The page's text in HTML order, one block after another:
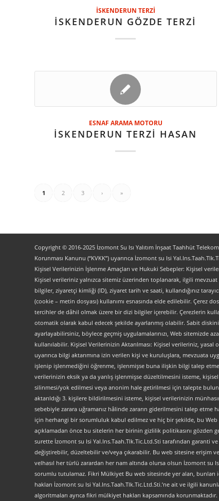
İSKENDERUN TERZİ
İSKENDERUN GÖZDE TERZİ
ESNAF ARAMA MOTORU
İSKENDERUN TERZİ HASAN
1 2 3 › »
Copyright © 2016-2025 İzomont Su Isı Yalıtım İnşaat Taahhüt
Korunması Kanunu (“KVKK”) uyarınca İzomont su Isi
Kişisel Verilerinizin İşlenme Amaçları ve Hukuki Sebepler: Kişisel
Kişisel verileriniz yalnızca sitemiz üzerinden toplanarak, ilgili
bilgiler, ziyaretçi kimliği (ID), ziyaret tarih ve saati, kullandığınız
(cookie – metin dosyası) kullanımı esnasında elde edilebilir. Çerez
tercihler de dâhil olmak üzere bir dizi bilgiler içerebilir. Çerezlerin
otomatik olarak kabul edecek şekilde ayarlanmış olabilir. Sabit
ayarlayabilirsiniz, böylece geçmiş uygulamalarınızı, Web sitemizde
kullanılabilir. Kişisel Verilerinizin Aktarılması: Kişisel verileriniz,
uyarınca bilgi aktarımına izin verilen kişi ve kuruluşlara, mevzuata
işlenip işlenmediğini öğrenme, işlenmişse buna ilişkin bilgi talep etme,
verilerinizin eksik ya da yanlış işlenmişse düzeltilmesini isteme,
silinmesi/yok edilmesi veya anonim hale getirilmesi için talepte
aktarıldığı 3. kişilere bildirilmesini isteme, kişisel verilerinizin
sebebiyle zarara uğramanız hâlinde zararın giderilmesini talep
için herhangi bir sorumluluk kabul edilmez ve hiç bir şekilde, bu
açıklamadan önce bu sitelerin her birinin gizlilik politikasını
surette İzomont su Isi Yal.Ins.Taah.Tlk.Tic.Ltd.Sti tarafından garanti
değiştirebilir, düzeltebilir ve/veya çıkarabilir. Bu web sitesine erişim
velhasıl her türlü zarardan her nam altında olursa olsun İzomont su
sorumlu tutulamaz. Fikri Mülkiyet Bu web sitesinde yer alan,
hakları İzomont su Isi Yal.Ins.Taah.Tlk.Tic.Ltd.Sti.’ne ait ve ilgili
algoritmaları ayrıca fikri mülkiyet hakları kapsamında